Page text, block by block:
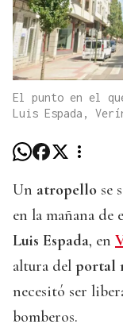
El punto en el
Luis Espada,
Un atropello se
en la mañana de
Luis Espada, en
altura del portal
necesitó ser
bomberos.